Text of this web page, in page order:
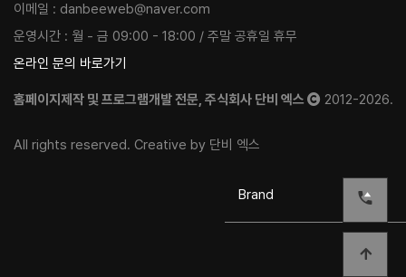
이메일 : danbeeweb@naver.com
운영시간 : 월 - 금 09:00 - 18:00 / 주말 공휴일 휴무
온라인 문의 바로가기
홈페이지제작 및 프로그램개발 전문, 주식회사 단비 엑스 2012-2026.
All rights reserved. Creative by 단비 엑스
Brand